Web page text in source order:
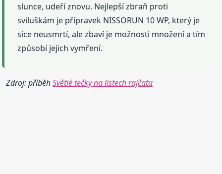
slunce, udeří znovu. Nejlepší zbraň proti
sviluškám je přípravek NISSORUN 10 WP, který je
sice neusmrtí, ale zbaví je možnosti množení a tím
způsobí jejich vymření.
Zdroj: příběhSvětlé tečky na listech rajčata